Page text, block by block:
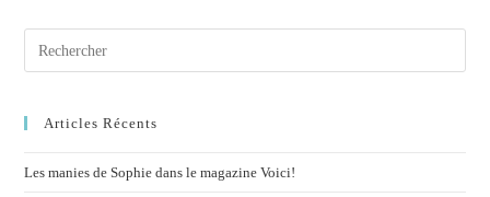
Articles Récents
Les manies de Sophie dans le magazine Voici!